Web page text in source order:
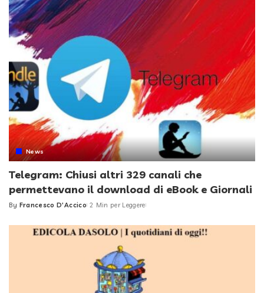
News
Telegram: Chiusi altri 329 canali che
permettevano il download di eBook e Giornali
Posted
By Francesco D'Accico 2 Min per Leggere